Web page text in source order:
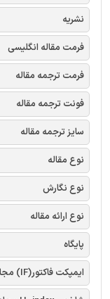
نشریه
فرمت مقاله انگلیسی
فرمت ترجمه مقاله
فونت ترجمه مقاله
سایز ترجمه مقاله
نوع مقاله
نوع نگارش
نوع ارائه مقاله
پایگاه
ایمپکت فاکتور(IF) مجله